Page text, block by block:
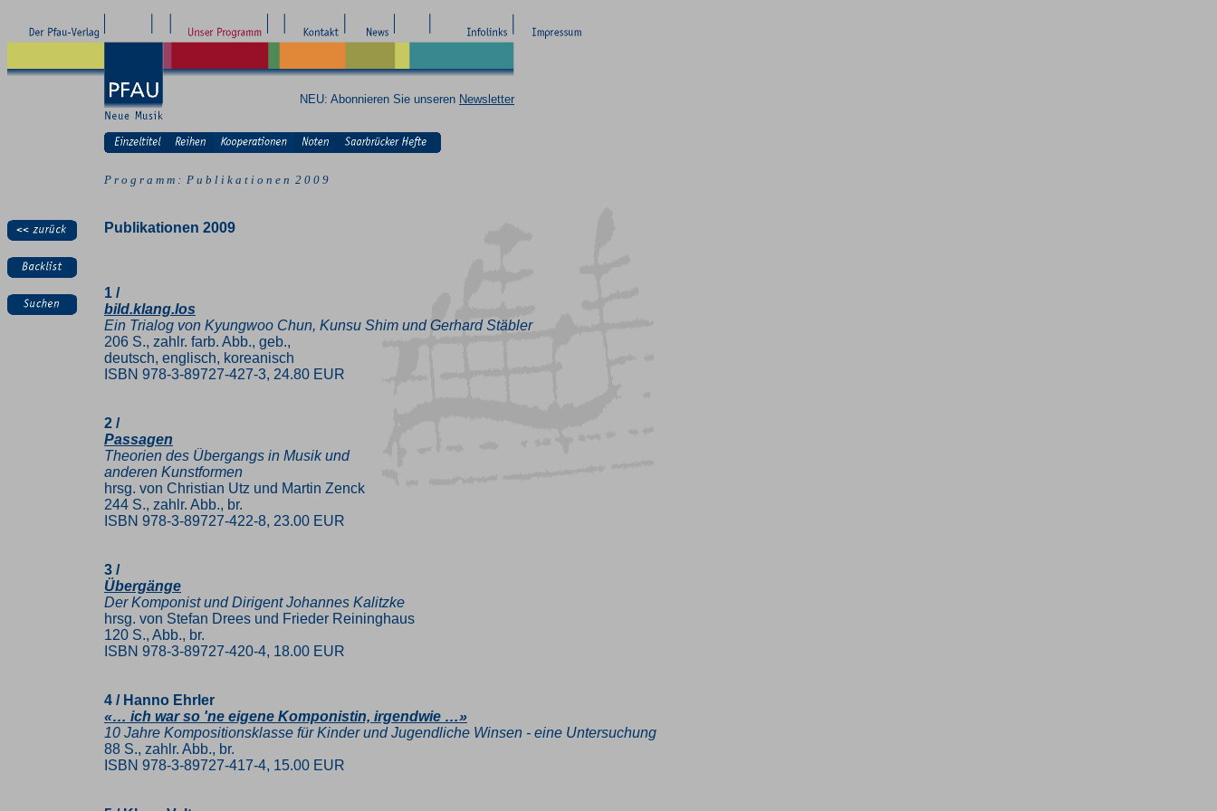
NEU: Abonnieren Sie unseren Newsletter
P r o g r a m m : P u b l i k a t i o n e n 2 0 0 9
Publikationen 2009
1 /
bild.klang.los
Ein Trialog von Kyungwoo Chun, Kunsu Shim und Gerhard Stäbler
206 S., zahlr. farb. Abb., geb.,
deutsch, englisch, koreanisch
ISBN 978-3-89727-427-3, 24.80 EUR
2 /
Passagen
Theorien des Übergangs in Musik und
anderen Kunstformen
hrsg. von Christian Utz und Martin Zenck
244 S., zahlr. Abb., br.
ISBN 978-3-89727-422-8, 23.00 EUR
3 /
Übergänge
Der Komponist und Dirigent Johannes Kalitzke
hrsg. von Stefan Drees und Frieder Reininghaus
120 S., Abb., br.
ISBN 978-3-89727-420-4, 18.00 EUR
4 / Hanno Ehrler
«… ich war so 'ne eigene Komponistin, irgendwie …»
10 Jahre Kompositionsklasse für Kinder und Jugendliche Winsen - eine Untersuchung
88 S., zahlr. Abb., br.
ISBN 978-3-89727-417-4, 15.00 EUR